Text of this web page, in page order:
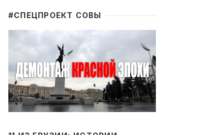
#CПЕЦПРОЕКТ СОВЫ